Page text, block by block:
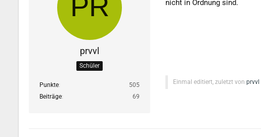
prvvl
Schüler
Punkte
505
Beiträge
69
nicht in Ordnung sind.
Einmal editiert, zuletzt von prvvl